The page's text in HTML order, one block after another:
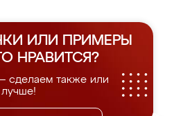
ИЛИ ПРИМЕРЫ
НРАВИТСЯ?
сделаем также или
лучше!